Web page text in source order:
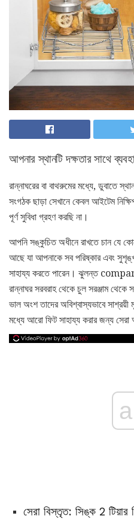
আপনার স্থানটি দক্ষতার সাথে
রান্নাঘরের বা বাথরুমের মধ্যে, ডুবাতে
সংগঠক ছাড়া সেখানে কেবল আইটেম
পূর্ণ সুবিধা গ্রহণ করছি না।
আপনি সঙ্কুচিত অধীনে রাখতে চান যে
আছে যা আপনাকে সব পরিষ্কার এবং
সাহায্য করতে পারেন। ঝুলন্ত
রান্নাঘর সরবরাহ থেকে চুল সরঞ্জাম
ভাল অংশ তাদের অবিশ্বাস্যভাবে
মধ্যে আরো ফিট সাহায্য করার জন্য
সেরা বিস্তৃত: সিঙ্ক 2 টিয়ার